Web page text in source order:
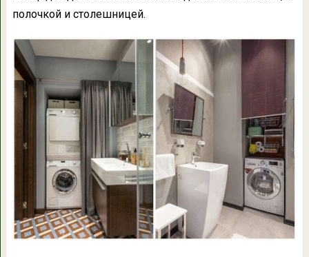
полочкой и столешницей.